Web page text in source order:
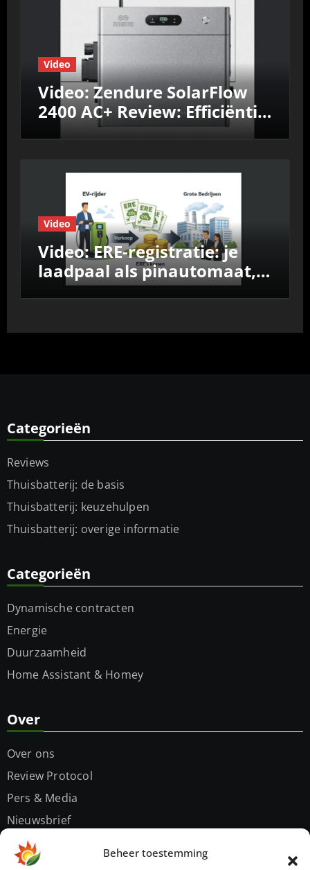
Beheer toestemming
Video
Video: Zendure SolarFlow
2400 AC+ Review: Efficiëntie,
prestaties &
Video
Video: ERE-registratie: je
laadpaal als pinautomaat,
vergelijk de aanbieders
Categorieën
Reviews
Thuisbatterij: de basis
Thuisbatterij: keuzehulpen
Thuisbatterij: overige informatie
Categorieën
Dynamische contracten
Energie
Duurzaamheid
Home Assistant & Homey
Over
Over ons
Review Protocol
Pers & Media
Nieuwsbrief
Contact
Privacybeleid